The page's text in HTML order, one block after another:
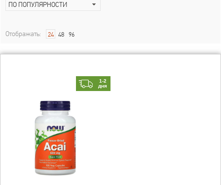
ПО ПОПУЛЯРНОСТИ
Отображать: 24 48 96
1-2
дня